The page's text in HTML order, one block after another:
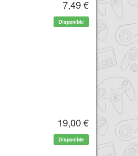
7,49 €
Disponible
19,00 €
Disponible